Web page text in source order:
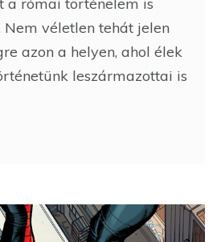
Nem véletlen tehát jelen
azon a helyen, ahol élek
leszármazottai is